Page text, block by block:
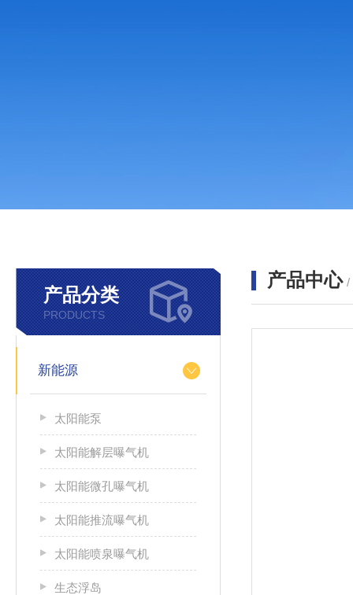
产品分类
PRODUCTS
新能源
太阳能泵
太阳能解层曝气机
太阳能微孔曝气机
太阳能推流曝气机
太阳能喷泉曝气机
生态浮岛
产品中心 /